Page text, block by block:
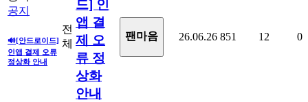
공지
🔊[안드로이드]
인앱 결제 오류
정상화 안내
전
체
드] 인
앱 결
제 오
류 정
상화
안내
팬마음ㅤ 26.06.26 851 12 0